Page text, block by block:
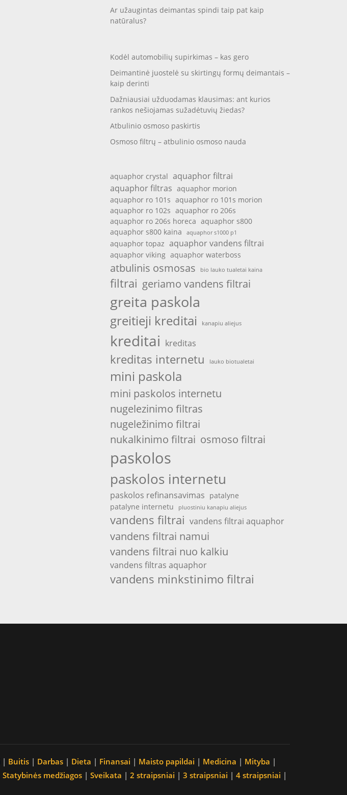
Ar užaugintas deimantas spindi taip pat kaip
natūralus?
Kodėl automobilių supirkimas – kas gero
Deimantinė juostelė su skirtingų formų deimantais –
kaip derinti
Dažniausiai užduodamas klausimas: ant kurios
rankos nešiojamas sužadėtuvių žiedas?
Atbulinio osmoso paskirtis
Osmoso filtrų – atbulinio osmoso nauda
aquaphor crystal aquaphor filtrai
aquaphor filtras aquaphor morion
aquaphor ro 101s aquaphor ro 101s morion
aquaphor ro 102s aquaphor ro 206s
aquaphor ro 206s horeca aquaphor s800
aquaphor s800 kaina
aquaphor s1000 p1
aquaphor topaz aquaphor vandens filtrai
aquaphor viking aquaphor waterboss
atbulinis osmosas bio lauko tualetai kaina
filtrai geriamo vandens filtrai
greita paskola
greitieji kreditai kanapiu aliejus
kreditai kreditas
kreditas internetu lauko biotualetai
mini paskola
mini paskolos internetu
nugelezinimo filtras
nugeležinimo filtrai
nukalkinimo filtrai osmoso filtrai
paskolos
paskolos internetu
paskolos refinansavimas patalyne
patalyne internetu
pluostiniu kanapiu aliejus
vandens filtrai vandens filtrai aquaphor
vandens filtrai namui
vandens filtrai nuo kalkiu
vandens filtras aquaphor
vandens minkstinimo filtrai
| Buitis | Darbas | Dieta | Finansai | Maisto papildai | Medicina | Mityba |
Statybinės medžiagos | Sveikata | 2 straipsniai | 3 straipsniai | 4 straipsniai |